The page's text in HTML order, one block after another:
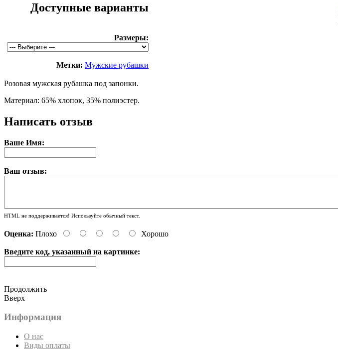
Доступные варианты
Размеры:
Метки: Мужские рубашки
Розовая мужская рубашка под запонки.
Материал: 65% хлопок, 35% полиэстер.
Написать отзыв
Ваше Имя:
Ваш отзыв:
HTML не поддерживается! Используйте обычный текст.
Оценка: Плохо Хорошо
Введите код, указанный на картинке:
Продолжить
Вверх
Информация
О нас
Виды оплаты